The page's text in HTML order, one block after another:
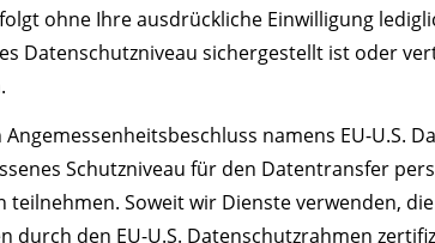
ohne Ihre ausdrückliche Einwilligung
Datenschutzniveau sichergestellt ist oder
namens EU-U.S.
Schutzniveau für den Datentransfer
Soweit wir Dienste verwenden,
den EU-U.S. Datenschutzrahmen